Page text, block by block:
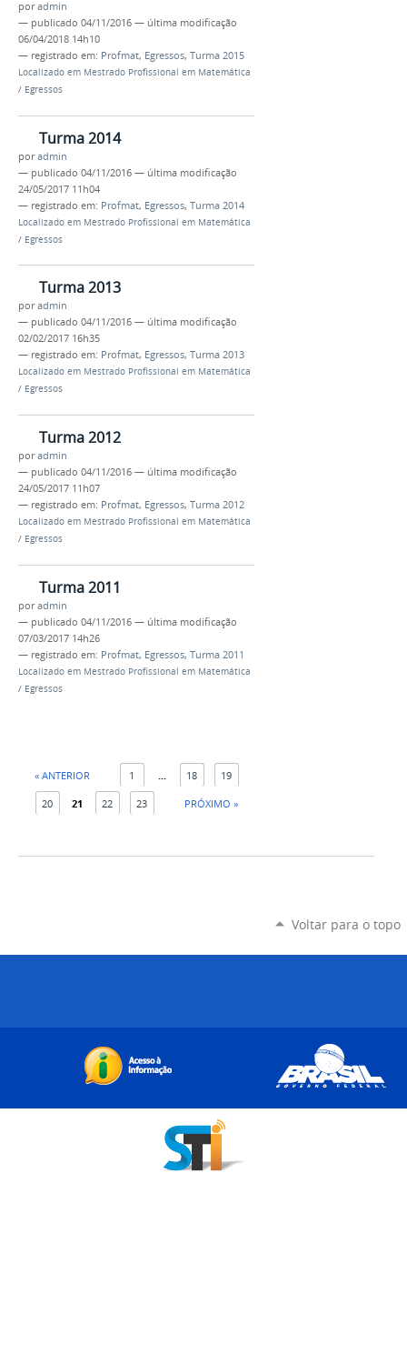
poradmin
— publicado 04/11/2016 — última modificação
06/04/2018 14h10
— registrado em: Profmat, Egressos, Turma 2015
Localizado em Mestrado Profissional em Matemática
/ Egressos
Turma 2014
poradmin
— publicado 04/11/2016 — última modificação
24/05/2017 11h04
— registrado em: Profmat, Egressos, Turma 2014
Localizado em Mestrado Profissional em Matemática
/ Egressos
Turma 2013
poradmin
— publicado 04/11/2016 — última modificação
02/02/2017 16h35
— registrado em: Profmat, Egressos, Turma 2013
Localizado em Mestrado Profissional em Matemática
/ Egressos
Turma 2012
poradmin
— publicado 04/11/2016 — última modificação
24/05/2017 11h07
— registrado em: Profmat, Egressos, Turma 2012
Localizado em Mestrado Profissional em Matemática
/ Egressos
Turma 2011
poradmin
— publicado 04/11/2016 — última modificação
07/03/2017 14h26
— registrado em: Profmat, Egressos, Turma 2011
Localizado em Mestrado Profissional em Matemática
/ Egressos
« ANTERIOR 1 18 19
20 21 22 23 PRÓXIMO »
Voltar para o topo